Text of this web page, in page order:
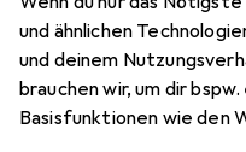
und ähnlichen
und deinem
brauchen wir, um dir
Basisfunktionen wie den